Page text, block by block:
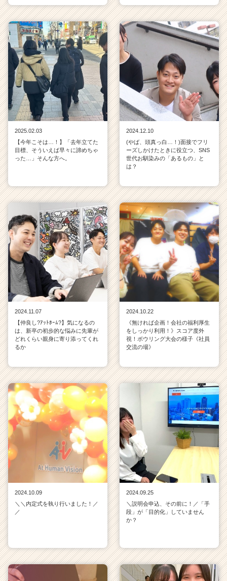
2025.02.03
【今年こそは…！】「去年立てた
目標、そういえば早々に諦めちゃ
った…」そんな方へ。
2024.12.10
(やば、頭真っ白…！)面接でフリ
ーズしかけたときに役立つ、SNS
世代お馴染みの「あるもの」と
は？
2024.11.07
【仲良し?ｱｯﾄﾎｰﾑ?】気になるの
は、新卒の初歩的な悩みに先輩が
どれくらい親身に寄り添ってくれ
るか
2024.10.22
《無ければ企画！会社の福利厚生
をしっかり利用！》スコア度外
視！ボウリング大会の様子《社員
交流の場》
2024.10.09
＼＼内定式を執り行いました！／
／
2024.09.25
＼説明会申込、その前に！／「手
段」が「目的化」していません
か？